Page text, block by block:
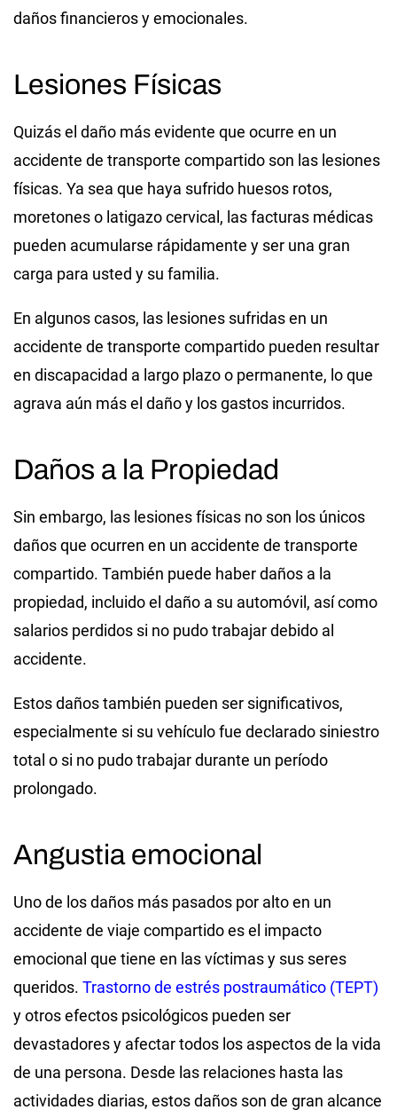
daños financieros y emocionales.
Lesiones Físicas
Quizás el daño más evidente que ocurre en un
accidente de transporte compartido son las lesiones
físicas. Ya sea que haya sufrido huesos rotos,
moretones o latigazo cervical, las facturas médicas
pueden acumularse rápidamente y ser una gran
carga para usted y su familia.
En algunos casos, las lesiones sufridas en un
accidente de transporte compartido pueden resultar
en discapacidad a largo plazo o permanente, lo que
agrava aún más el daño y los gastos incurridos.
Daños a la Propiedad
Sin embargo, las lesiones físicas no son los únicos
daños que ocurren en un accidente de transporte
compartido. También puede haber daños a la
propiedad, incluido el daño a su automóvil, así como
salarios perdidos si no pudo trabajar debido al
accidente.
Estos daños también pueden ser significativos,
especialmente si su vehículo fue declarado siniestro
total o si no pudo trabajar durante un período
prolongado.
Angustia emocional
Uno de los daños más pasados por alto en un
accidente de viaje compartido es el impacto
emocional que tiene en las víctimas y sus seres
queridos. Trastorno de estrés postraumático (TEPT)
y otros efectos psicológicos pueden ser
devastadores y afectar todos los aspectos de la vida
de una persona. Desde las relaciones hasta las
actividades diarias, estos daños son de gran alcance